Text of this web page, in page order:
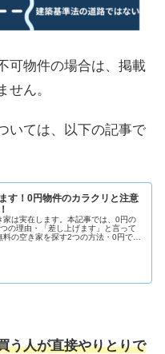
可物件の場合は、掲載
せん。
いては、以下の記事で
す！0円物件のカラクリと注意
家は実在します。本記事では、0円の
の理由・「差し上げます」と言って
料の空き家を探す2つの方法・0円で空
う人が直接やりとりで